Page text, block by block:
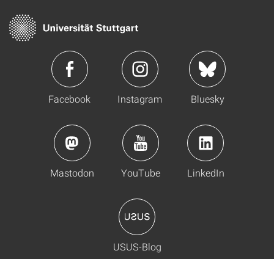
Facebook Instagram Bluesky
Mastodon YouTube LinkedIn
USUS-Blog